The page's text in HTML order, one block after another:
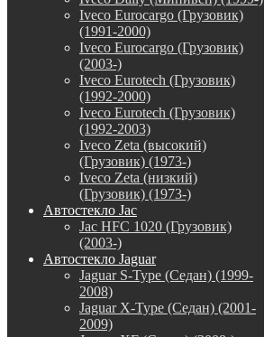
Iveco Eurocargo (Грузовик)
(1991-2000)
Iveco Eurocargo (Грузовик)
(2003-)
Iveco Eurotech (Грузовик)
(1992-2000)
Iveco Eurotech (Грузовик)
(1992-2003)
Iveco Zeta (высокий)
(Грузовик) (1973-)
Iveco Zeta (низкий)
(Грузовик) (1973-)
Автостекло Jac
Jac HFC 1020 (Грузовик)
(2003-)
Автостекло Jaguar
Jaguar S-Type (Седан) (1999-
2008)
Jaguar X-Type (Седан) (2001-
2009)